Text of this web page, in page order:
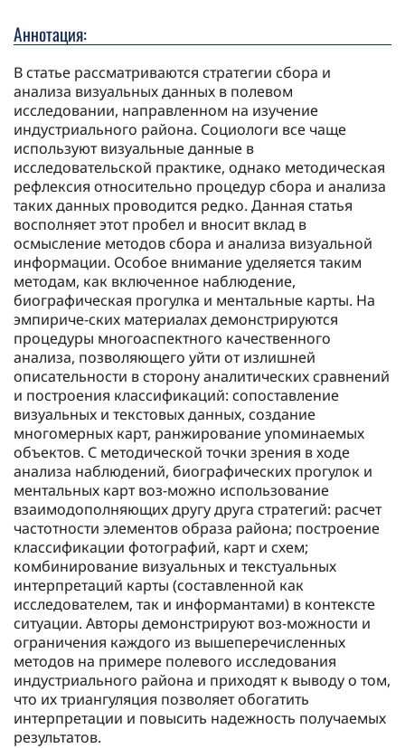
Аннотация:
В статье рассматриваются стратегии сбора и
анализа визуальных данных в полевом
исследовании, направленном на изучение
индустриального района. Социологи все чаще
используют визуальные данные в
исследовательской практике, однако методическая
рефлексия относительно процедур сбора и анализа
таких данных проводится редко. Данная статья
восполняет этот пробел и вносит вклад в
осмысление методов сбора и анализа визуальной
информации. Особое внимание уделяется таким
методам, как включенное наблюдение,
биографическая прогулка и ментальные карты. На
эмпириче-ских материалах демонстрируются
процедуры многоаспектного качественного
анализа, позволяющего уйти от излишней
описательности в сторону аналитических сравнений
и построения классификаций: сопоставление
визуальных и текстовых данных, создание
многомерных карт, ранжирование упоминаемых
объектов. С методической точки зрения в ходе
анализа наблюдений, биографических прогулок и
ментальных карт воз-можно использование
взаимодополняющих другу друга стратегий: расчет
частотности элементов образа района; построение
классификации фотографий, карт и схем;
комбинирование визуальных и текстуальных
интерпретаций карты (составленной как
исследователем, так и информантами) в контексте
ситуации. Авторы демонстрируют воз-можности и
ограничения каждого из вышеперечисленных
методов на примере полевого исследования
индустриального района и приходят к выводу о том,
что их триангуляция позволяет обогатить
интерпретации и повысить надежность получаемых
результатов.